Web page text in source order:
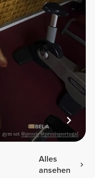
Alles
ansehen